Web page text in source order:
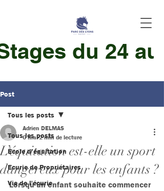
du 24
Post
Tous les posts
École d’équitation
Ecurie de Propriétaires
Vie de l'écurie
Tous les posts
L’équitation est-elle un sport
dangereux pour les enfants ?
Adrien DELMAS
6 mai2 min de lecture
Lorsqu’un enfant souhaite commencer